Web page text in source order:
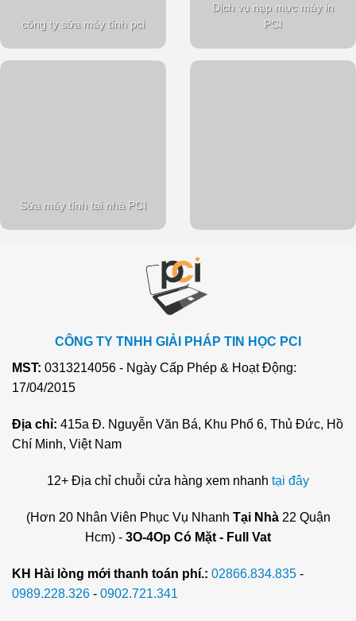
công ty sửa máy tính pci
Dịch vụ nạp mực máy in
PCI
Sửa máy tính tại nhà PCI
CÔNG TY TNHH GIẢI PHÁP TIN HỌC PCI
MST: 0313214056 - Ngày Cấp Phép & Hoạt Động:
17/04/2015
Địa chỉ: 415a Đ. Nguyễn Văn Bá, Khu Phố 6, Thủ Đức, Hồ
Chí Minh, Việt Nam
12+ Địa chỉ chuỗi cửa hàng xem nhanh tại đây
(Hơn 20 Nhân Viên Phục Vụ Nhanh Tại Nhà22 Quận
Hcm) - 3O-4Op Có Mặt - Full Vat
KH Hài lòng mới thanh toán phí.: 02866.834.835 -
0989.228.326 - 0902.721.341